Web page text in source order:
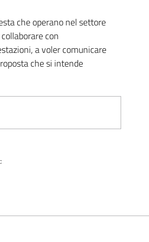
che operano nel settore
con
a voler comunicare
che si intende